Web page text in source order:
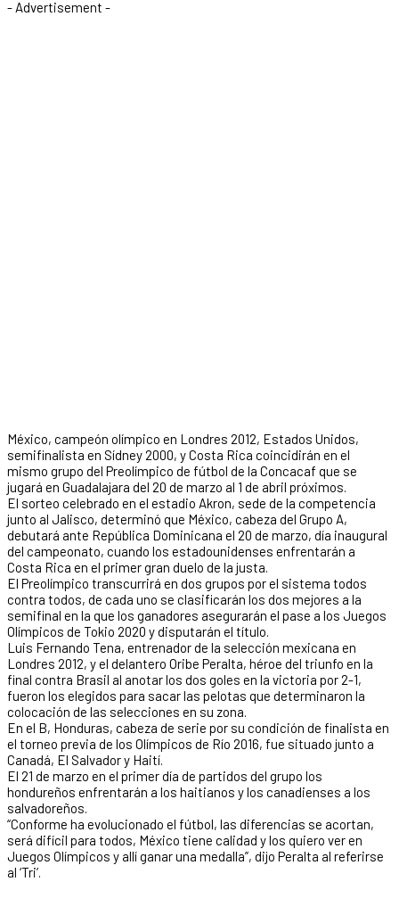
- Advertisement -
México, campeón olímpico en Londres 2012, Estados Unidos,
semifinalista en Sídney 2000, y Costa Rica coincidirán en el
mismo grupo del Preolímpico de fútbol de la Concacaf que se
jugará en Guadalajara del 20 de marzo al 1 de abril próximos.
El sorteo celebrado en el estadio Akron, sede de la competencia
junto al Jalisco, determinó que México, cabeza del Grupo A,
debutará ante República Dominicana el 20 de marzo, día inaugural
del campeonato, cuando los estadounidenses enfrentarán a
Costa Rica en el primer gran duelo de la justa.
El Preolímpico transcurrirá en dos grupos por el sistema todos
contra todos, de cada uno se clasificarán los dos mejores a la
semifinal en la que los ganadores asegurarán el pase a los Juegos
Olímpicos de Tokio 2020 y disputarán el título.
Luis Fernando Tena, entrenador de la selección mexicana en
Londres 2012, y el delantero Oribe Peralta, héroe del triunfo en la
final contra Brasil al anotar los dos goles en la victoria por 2-1,
fueron los elegidos para sacar las pelotas que determinaron la
colocación de las selecciones en su zona.
En el B, Honduras, cabeza de serie por su condición de finalista en
el torneo previa de los Olímpicos de Río 2016, fue situado junto a
Canadá, El Salvador y Haití.
El 21 de marzo en el primer día de partidos del grupo los
hondureños enfrentarán a los haitianos y los canadienses a los
salvadoreños.
“Conforme ha evolucionado el fútbol, las diferencias se acortan,
será difícil para todos, México tiene calidad y los quiero ver en
Juegos Olímpicos y allí ganar una medalla”, dijo Peralta al referirse
al ‘Tri’.